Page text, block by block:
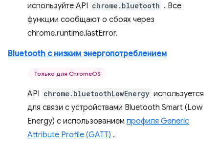
используйте API chrome.bluetooth . Все
функции сообщают о сбоях через
chrome.runtime.lastError.
Bluetooth с низким энергопотреблением
Только для ChromeOS
API chrome.bluetoothLowEnergy используется
для связи с устройствами Bluetooth Smart (Low
Energy) с использованием профиля Generic
Attribute Profile (GATT) .